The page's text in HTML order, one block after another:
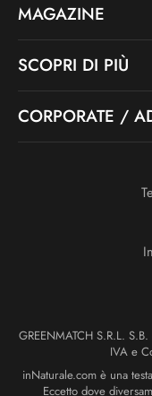
MAGAZINE
SCOPRI DI PIÙ
CORPORATE /
GREENMATCH S.R.L.
IVA e
inNaturale.com è una
Eccetto dove